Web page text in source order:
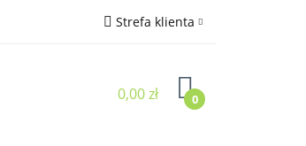
Strefa klienta
Zarejestruj się
0,00 zł 0